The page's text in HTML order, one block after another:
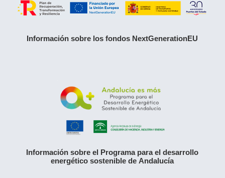
Información sobre los fondos NextGenerationEU
Información sobre el Programa para el desarrollo
energético sostenible de Andalucía